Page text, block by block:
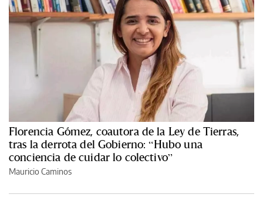
Florencia Gómez, coautora de la Ley de Tierras,
tras la derrota del Gobierno: “Hubo una
conciencia de cuidar lo colectivo”
Mauricio Caminos